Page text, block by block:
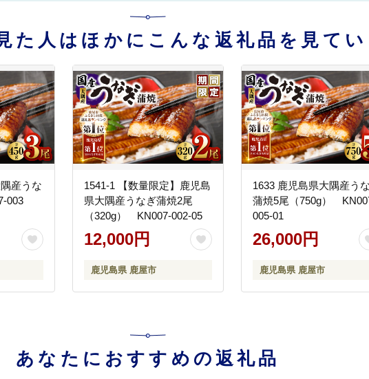
た人はほかにこんな返礼品を見てい
産うな
003
1541-1 【数量限定】鹿児島
県大隅産うなぎ蒲焼2尾
（320g） KN007-002-05
12,000円
鹿児島県 鹿屋市
1633 鹿児島県大隅産う
蒲焼5尾（750g）
005-01
26,000円
鹿児島県 鹿屋市
あなたにおすすめの返礼品